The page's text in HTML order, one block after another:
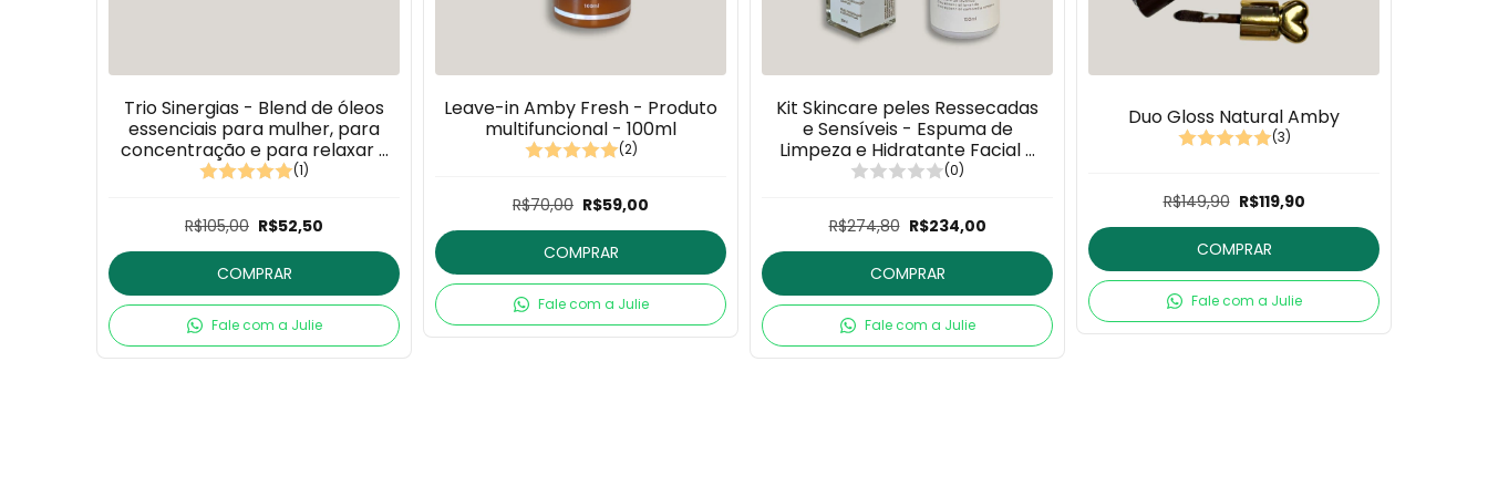
Trio Sinergias - Blend de óleos
essenciais para mulher, para
concentração e para relaxar -
3x10ml (1)
R$105,00 R$52,50
COMPRAR
Fale com a Julie
Leave-in Amby Fresh - Produto
multifuncional - 100ml
(2)
R$70,00 R$59,00
COMPRAR
Fale com a Julie
Kit Skincare peles Ressecadas
e Sensíveis - Espuma de
Limpeza e Hidratante Facial 7
em 1
(0)
R$274,80 R$234,00
COMPRAR
Fale com a Julie
Duo Gloss Natural Amby
(3)
R$149,90 R$119,90
COMPRAR
Fale com a Julie